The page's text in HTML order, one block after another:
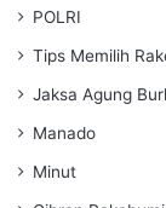
POLRI
Tips Memilih
Jaksa Agung
Manado
Minut